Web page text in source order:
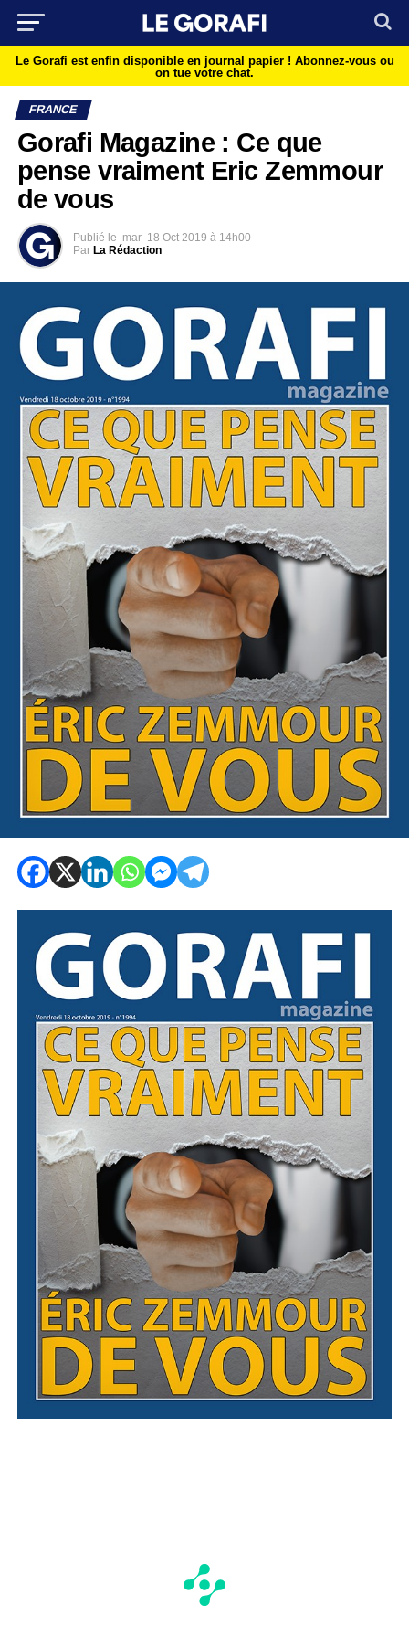
Le Gorafi est enfin disponible en journal papier ! Abonnez-vous ou
on tue votre chat.
FRANCE
Gorafi Magazine : Ce que
pense vraiment Eric Zemmour
de vous
Publié le mar 18 Oct 2019 à 14h00
Par La Rédaction